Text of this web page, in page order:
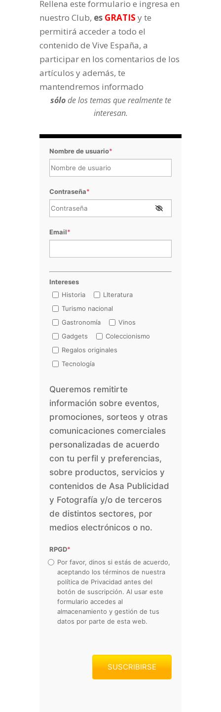
Rellena este formulario e ingresa en
nuestro Club, es GRATIS y te
permitirá acceder a todo el
contenido de Vive España, a
participar en los comentarios de los
artículos y además, te
mantendremos informado
sólode los temas que realmente te
interesan.
Nombre de usuario*
Contraseña*
Email*
Intereses
Historia
LIteratura
Turismo nacional
Gastronomía
Vinos
Gadgets
Coleccionismo
Regalos originales
Tecnología
Queremos remitirte
información sobre eventos,
promociones, sorteos y otras
comunicaciones comerciales
personalizadas de acuerdo
con tu perfil y preferencias,
sobre productos, servicios y
contenidos de Asa Publicidad
y Fotografía y/o de terceros
de distintos sectores, por
medios electrónicos o no.
RPGD*
Por favor, dinos si estás de acuerdo,
aceptando los términos de nuestra
política de Privacidad antes del
botón de suscripción. Al usar este
formulario accedes al
almacenamiento y gestión de tus
datos por parte de esta web.